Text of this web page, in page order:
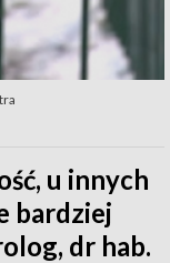
u innych
bardziej
dr hab.